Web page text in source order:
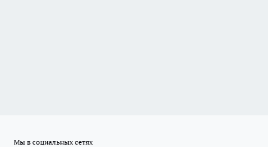
Мы в социальных сетях